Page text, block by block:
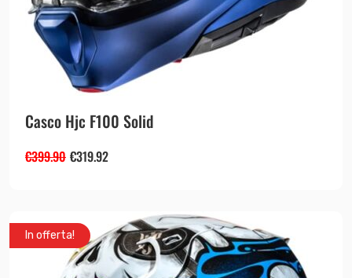
Casco Hjc F100 Solid
€399.90 €319.92
In offerta!